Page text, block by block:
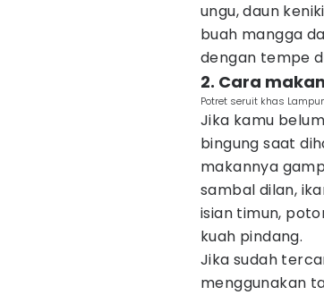
ungu, daun
buah mangga
dengan tempe
2. Cara
Potret seruit khas
Jika kamu
bingung saat
makannya
sambal dilan,
isian timun,
kuah pindang.
Jika sudah
menggunakan